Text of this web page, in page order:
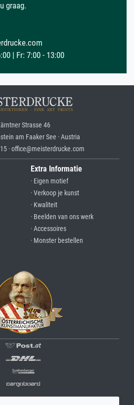
graag.
| Fr: 7:00 - 13:00
Strasse 46
am Faaker See · Austria
· office@meisterdrucke.com
Extra Informatie
· Eigen motief
· Verkoop je kunst
· Kwaliteit
· Beelden van ons werk
· Accessoires
· Monster bestellen